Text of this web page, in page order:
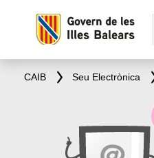
CAIB Seu Electrònica